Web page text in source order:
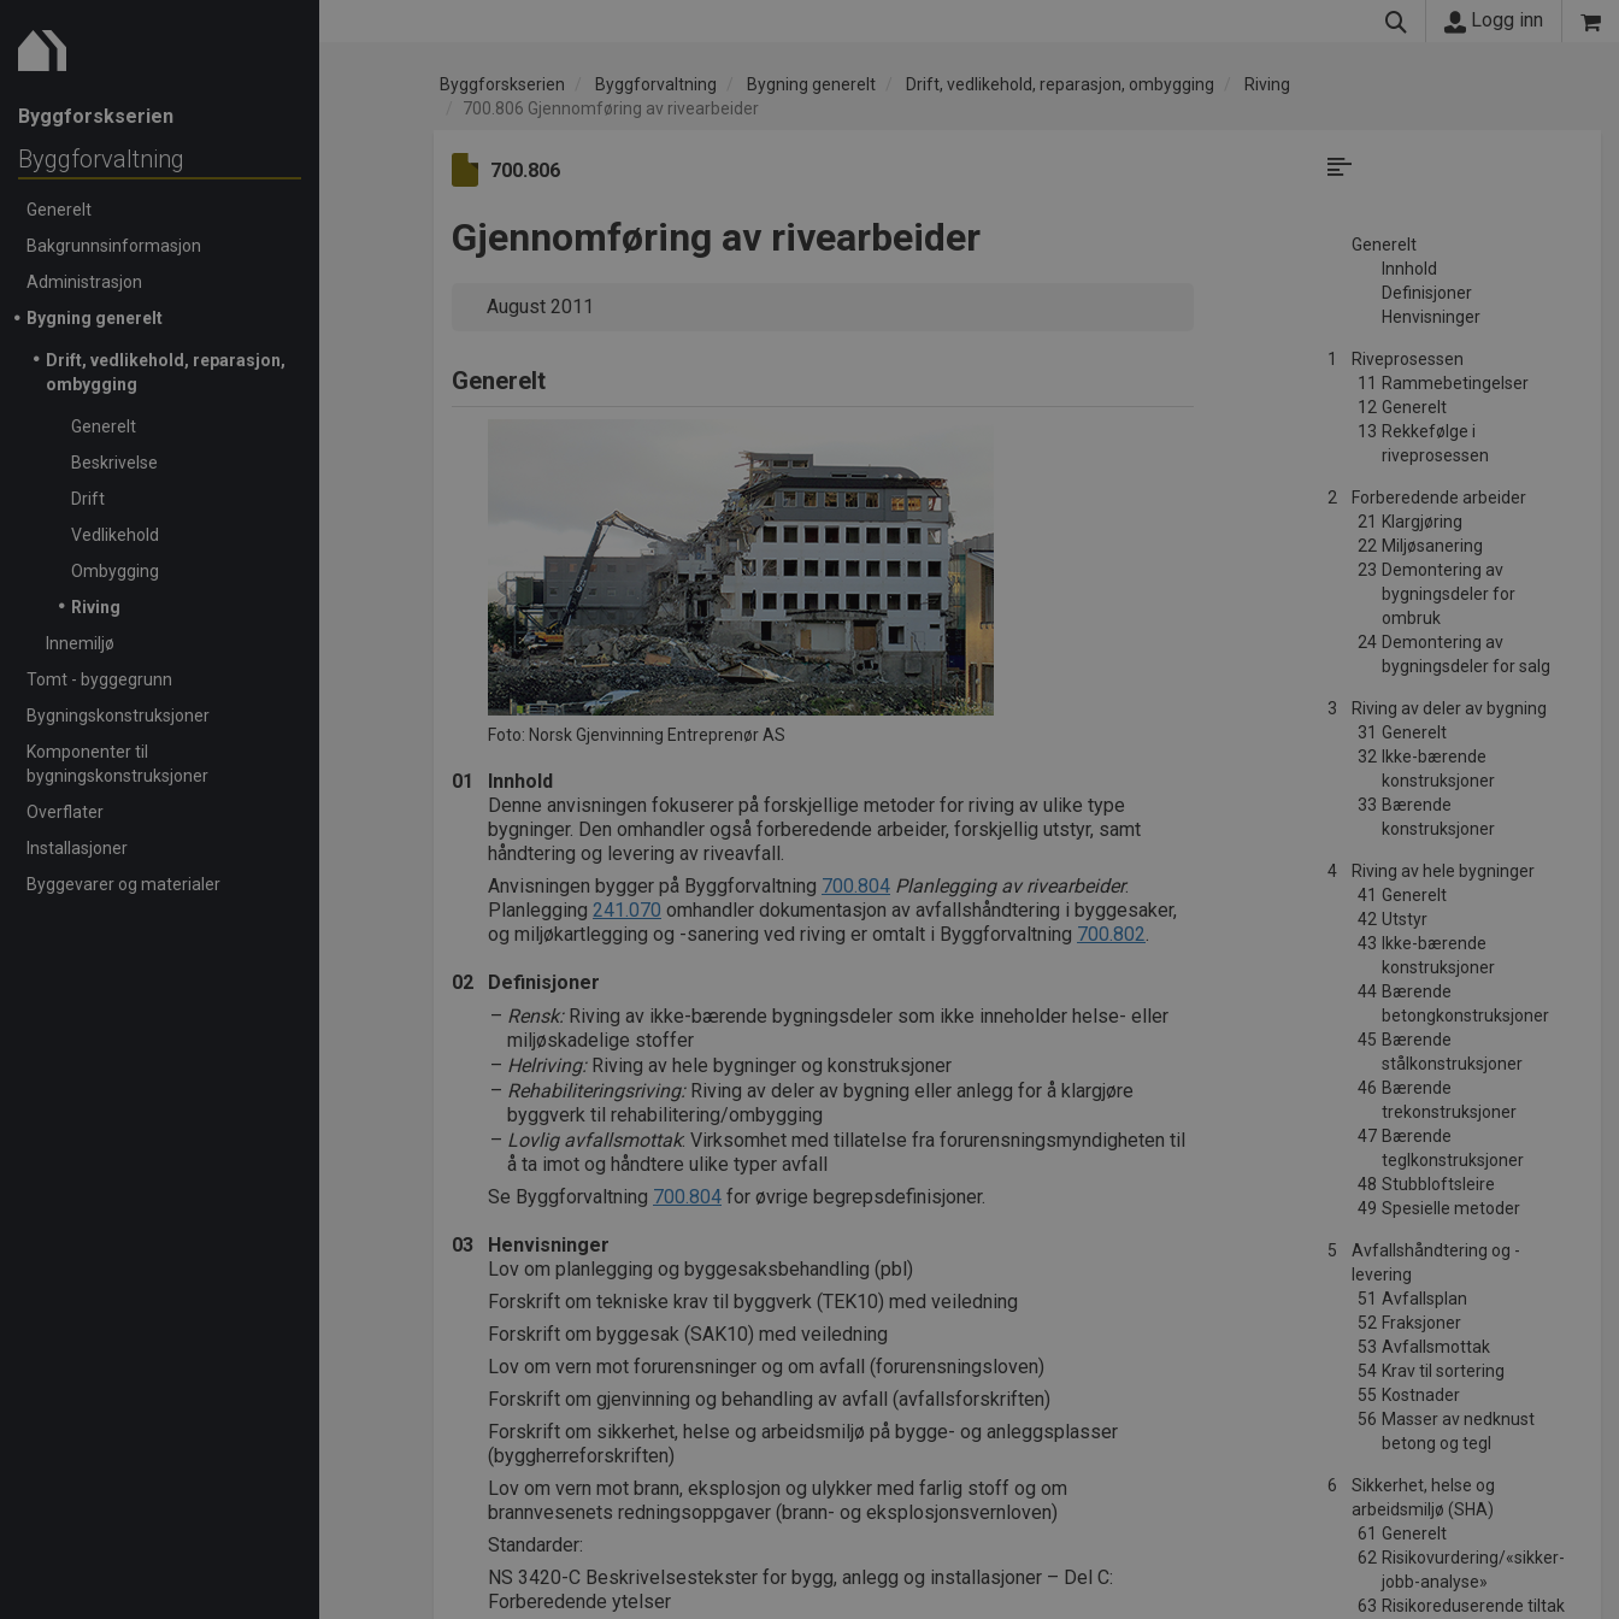
Byggforskserien
Byggforvaltning
Generelt
Bakgrunnsinformasjon
Administrasjon
Bygning generelt
Drift, vedlikehold, reparasjon,
ombygging
Generelt
Beskrivelse
Drift
Vedlikehold
Ombygging
Riving
Innemiljø
Tomt - byggegrunn
Bygningskonstruksjoner
Komponenter til
bygningskonstruksjoner
Overflater
Installasjoner
Byggevarer og materialer
Logg inn
Byggforskserien Byggforvaltning Bygning generelt Drift, vedlikehold, reparasjon, ombygging
Riving
700.806 Gjennomføring av rivearbeider
700.806
Gjennomføring av rivearbeider
August 2011
Generelt
Foto: Norsk Gjenvinning Entreprenør AS
01
Innhold
Denne anvisningen fokuserer på forskjellige metoder for riving av ulike type
bygninger. Den omhandler også forberedende arbeider, forskjellig utstyr, samt
håndtering og levering av riveavfall.
Anvisningen bygger på Byggforvaltning 700.804 Planlegging av rivearbeider.
Planlegging 241.070 omhandler dokumentasjon av avfallshåndtering i byggesaker,
og miljøkartlegging og -sanering ved riving er omtalt i Byggforvaltning 700.802.
02
Definisjoner
Rensk: Riving av ikke-bærende bygningsdeler som ikke inneholder helse- eller
miljøskadelige stoffer
Helriving:Riving av hele bygninger og konstruksjoner
Rehabiliteringsriving:Riving av deler av bygning eller anlegg for å klargjøre
byggverk til rehabilitering/ombygging
Lovlig avfallsmottak: Virksomhet med tillatelse fra forurensningsmyndigheten til
å ta imot og håndtere ulike typer avfall
Se Byggforvaltning 700.804 for øvrige begrepsdefinisjoner.
03
Henvisninger
Lov om planlegging og byggesaksbehandling (pbl)
Forskrift om tekniske krav til byggverk (TEK10) med veiledning
Forskrift om byggesak (SAK10) med veiledning
Lov om vern mot forurensninger og om avfall (forurensningsloven)
Forskrift om gjenvinning og behandling av avfall (avfallsforskriften)
Forskrift om sikkerhet, helse og arbeidsmiljø på bygge- og anleggsplasser
(byggherreforskriften)
Lov om vern mot brann, eksplosjon og ulykker med farlig stoff og om
brannvesenets redningsoppgaver (brann- og eksplosjonsvernloven)
Standarder:
NS 3420-C Beskrivelsestekster for bygg, anlegg og installasjoner – Del C:
Forberedende ytelser
Generelt
Innhold
Definisjoner
Henvisninger
1
Riveprosessen
11
Rammebetingelser
12 Generelt
13 Rekkefølge i
riveprosessen
2
Forberedende arbeider
21
Klargjøring
22 Miljøsanering
23 Demontering av
bygningsdeler for
ombruk
24 Demontering av
bygningsdeler for salg
3
Riving av deler av bygning
31 Generelt
32 Ikke-bærende
konstruksjoner
33 Bærende
konstruksjoner
4
Riving av hele bygninger
41 Generelt
42 Utstyr
43
Ikke-bærende
konstruksjoner
44 Bærende
betongkonstruksjoner
45 Bærende
stålkonstruksjoner
46 Bærende
trekonstruksjoner
47 Bærende
teglkonstruksjoner
48 Stubbloftsleire
49 Spesielle metoder
5
Avfallshåndtering og -
levering
51 Avfallsplan
52 Fraksjoner
53 Avfallsmottak
54 Krav til sortering
55 Kostnader
56 Masser av nedknust
betong og tegl
6
Sikkerhet, helse og
arbeidsmiljø (SHA)
61 Generelt
62 Risikovurdering/«sikker-
jobb-analyse»
63 Risikoreduserende tiltak